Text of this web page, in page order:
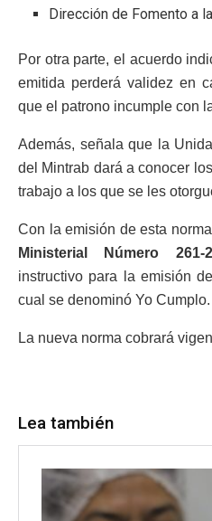
Dirección de Fomento a
Por otra parte, el acuerdo
emitida perderá validez en
que el patrono incumple con
Además, señala que la
del Mintrab dará a conocer
trabajo a los que se les
Con la emisión de esta
Ministerial Número 261-
instructivo para la emisión
cual se denominó Yo Cumplo.
La nueva norma cobrará
Lea también